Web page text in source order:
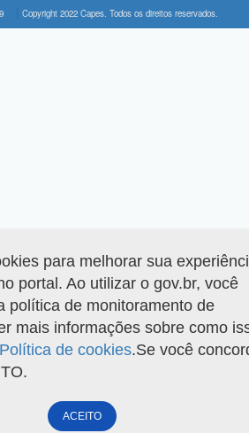
Copyright 2022 Capes. Todos os direitos reservados.
para melhorar sua
portal. Ao utilizar o gov.br, você
política de monitoramento de
mais informações sobre como
Política de cookies.Se você
ACEITO